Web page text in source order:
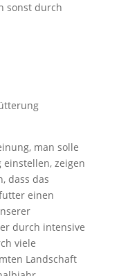
sonst durch
man solle
zeigen
dass das
einen
durch intensive
viele
Landschaft